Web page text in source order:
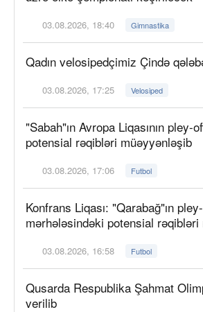
03.08.2026, 18:40 Gimnastika
Qadın velosipedçimiz Çində
03.08.2026, 17:25 Velosiped
"Sabah"ın Avropa Liqasının pley-
potensial rəqibləri müəyyənləşib
03.08.2026, 17:06 Futbol
Konfrans Liqası: "Qarabağ"ın
mərhələsindəki potensial
03.08.2026, 16:58 Futbol
Qusarda Respublika Şahmat
verilib